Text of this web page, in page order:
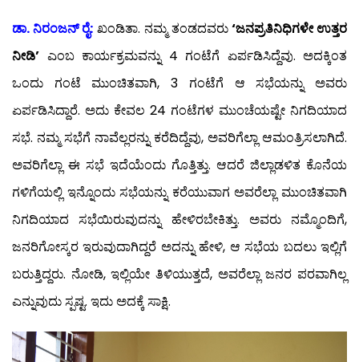
ಡಾ. ನಿರಂಜನ್ ರೈ: ಖಂಡಿತಾ. ನಮ್ಮ ತಂಡದವರು‘ಜನಪ್ರತಿನಿಧಿಗಳೇ ಉತ್ತರ
ನೀಡಿ’ ಎಂಬ ಕಾರ್ಯಕ್ರಮವನ್ನು 4 ಗಂಟೆಗೆ ಏರ್ಪಡಿಸಿದ್ದೆವು. ಅದಕ್ಕಿಂತ
ಒಂದು ಗಂಟೆ ಮುಂಚಿತವಾಗಿ, 3 ಗಂಟೆಗೆ ಆ ಸಭೆಯನ್ನು ಅವರು
ಏರ್ಪಡಿಸಿದ್ದಾರೆ. ಅದು ಕೇವಲ 24 ಗಂಟೆಗಳ ಮುಂಚೆಯಷ್ಟೇ ನಿಗದಿಯಾದ
ಸಭೆ. ನಮ್ಮ ಸಭೆಗೆ ನಾವೆಲ್ಲರನ್ನು ಕರೆದಿದ್ದೆವು, ಅವರಿಗೆಲ್ಲಾ ಆಮಂತ್ರಿಸಲಾಗಿದೆ.
ಅವರಿಗೆಲ್ಲಾ ಈ ಸಭೆ ಇದೆಯೆಂದು ಗೊತ್ತಿತ್ತು. ಆದರೆ ಜಿಲ್ಲಾಡಳಿತ ಕೊನೆಯ
ಗಳಿಗೆಯಲ್ಲಿ ಇನ್ನೊಂದು ಸಭೆಯನ್ನು ಕರೆಯುವಾಗ ಅವರೆಲ್ಲಾ ಮುಂಚಿತವಾಗಿ
ನಿಗದಿಯಾದ ಸಭೆಯಿರುವುದನ್ನು ಹೇಳಿರಬೇಕಿತ್ತು. ಅವರು ನಮ್ಮೊಂದಿಗೆ,
ಜನರಿಗೋಸ್ಕರ ಇರುವುದಾಗಿದ್ದರೆ ಅದನ್ನು ಹೇಳಿ, ಆ ಸಭೆಯ ಬದಲು ಇಲ್ಲಿಗೆ
ಬರುತ್ತಿದ್ದರು. ನೋಡಿ, ಇಲ್ಲಿಯೇ ತಿಳಿಯುತ್ತದೆ, ಅವರೆಲ್ಲಾ ಜನರ ಪರವಾಗಿಲ್ಲ
ಎನ್ನುವುದು ಸ್ಪಷ್ಟ. ಇದು ಅದಕ್ಕೆ ಸಾಕ್ಷಿ.